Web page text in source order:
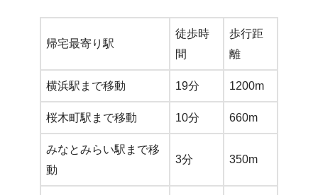
帰宅最寄り駅
徒歩時
間
歩行距
離
横浜駅まで移動 19分 1200m
桜木町駅まで移動 10分 660m
みなとみらい駅まで移
動
3分 350m